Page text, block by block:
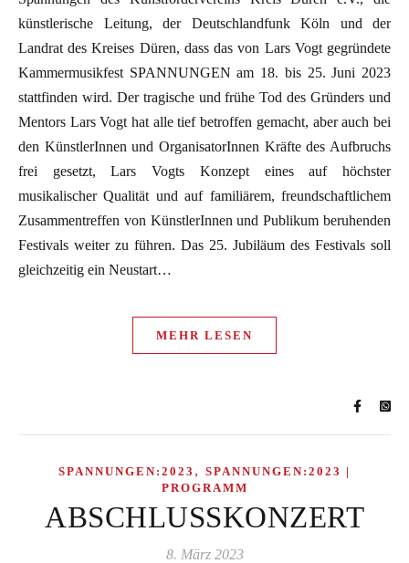
künstlerische Leitung, der Deutschlandfunk Köln und der
Landrat des Kreises Düren, dass das von Lars Vogt gegründete
Kammermusikfest SPANNUNGEN am 18. bis 25. Juni 2023
stattfinden wird. Der tragische und frühe Tod des Gründers und
Mentors Lars Vogt hat alle tief betroffen gemacht, aber auch bei
den KünstlerInnen und OrganisatorInnen Kräfte des Aufbruchs
frei gesetzt, Lars Vogts Konzept eines auf höchster
musikalischer Qualität und auf familiärem, freundschaftlichem
Zusammentreffen von KünstlerInnen und Publikum beruhenden
Festivals weiter zu führen. Das 25. Jubiläum des Festivals soll
gleichzeitig ein Neustart…
MEHR LESEN
SPANNUNGEN:2023 , SPANNUNGEN:2023 |
PROGRAMM
ABSCHLUSSKONZERT
8. März 2023